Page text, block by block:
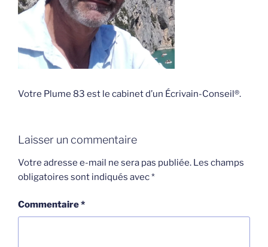
Votre Plume 83 est le cabinet d’un Écrivain-Conseil®.
Laisser un commentaire
Votre adresse e-mail ne sera pas publiée. Les champs
obligatoires sont indiqués avec*
Commentaire*